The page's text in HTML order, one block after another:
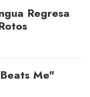
Regresa
Me"